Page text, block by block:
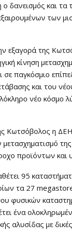
δανεισμός και τα
των
εξαγορά της
κίνηση
σε παγκόσμιο
και του
νέο κόσμο
Κωτσόβολος η
προϊόντων και
95
τα 27
φυσικών
ένα
αλυσίδας με